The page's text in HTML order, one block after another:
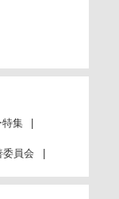
特集
委員会